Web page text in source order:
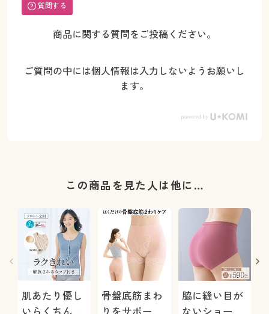
質問する
商品に関する質問をご投稿ください。
ご質問の中には個人情報は入力しないようお願いし
ます。
この商品を見た人は他に…
肌あたり優し
骨盤底筋まわ
脇に縫い目が